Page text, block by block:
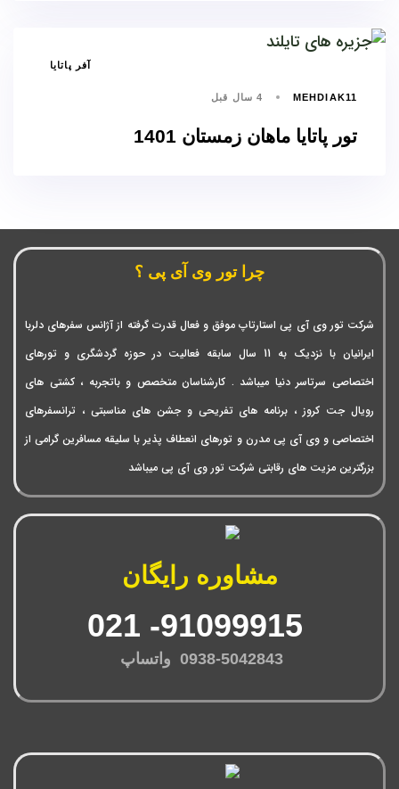
آفر پاتایا
MEHDIAK11 4 سال قبل
تور پاتایا ماهان زمستان 1401
چرا تور وی آی پی ؟
شرکت تور وی آی پی استارتاپ موفق و فعال قدرت گرفته از آژانس سفرهای دلربا
ایرانیان با نزدیک به 11 سال سابقه فعالیت در حوزه گردشگری و تورهای
اختصاصی سرتاسر دنیا میباشد . کارشناسان متخصص و باتجربه ، کشتی های
رویال جت کروز ، برنامه های تفریحی و جشن های مناسبتی ، ترانسفرهای
اختصاصی و وی آی پی مدرن و تورهای انعطاف پذیر با سلیقه مسافرین گرامی از
بزرگترین مزیت های رقابتی شرکت تور وی آی پی میباشد
مشاوره رایگان
0938-5042843 واتساپ